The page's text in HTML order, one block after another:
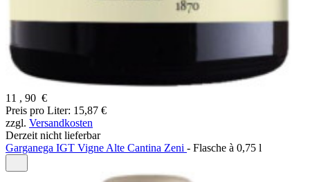
11 , 90 €
Preis pro Liter: 15,87 €
zzgl. Versandkosten
Derzeit nicht lieferbar
Garganega IGT Vigne Alte Cantina Zeni - Flasche à 0,75 l